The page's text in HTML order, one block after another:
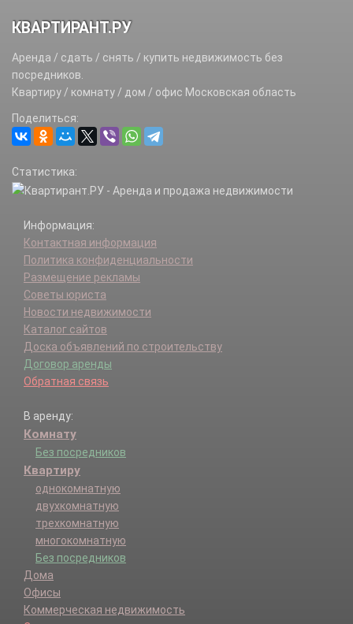
КВАРТИРАНТ.РУ
Аренда / сдать / снять / купить недвижимость без
посредников.
Квартиру / комнату / дом / офис Московская область
Поделиться:
Статистика:
Информация:
Контактная информация
Политика конфиденциальности
Размещение рекламы
Советы юриста
Новости недвижимости
Каталог сайтов
Доска объявлений по строительству
Договор аренды
Обратная связь
В аренду:
Комнату
Без посредников
Квартиру
однокомнатную
двухкомнатную
трехкомнатную
многокомнатную
Без посредников
Дома
Офисы
Коммерческая недвижимость